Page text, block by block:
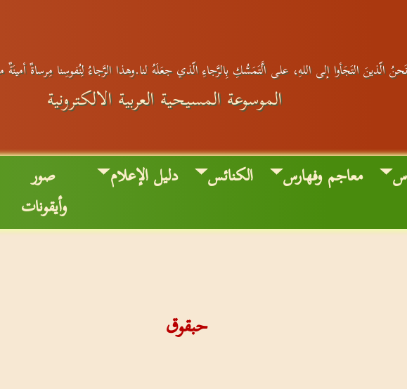
الّذينَ التَجَأوا إلى اللهِ، على الَّتَمَسُّكِ بِالرَّجاءِ الّذي جعَلَهُ لنا.وهذا الرَّجاءُ لِنُفوسِنا مِرساةٌ
الموسوعة المسيحية العربية الالكترونية
معاجم وفهارس الكنائس دليل الإعلام
صور
وأيقونات
حبقوق